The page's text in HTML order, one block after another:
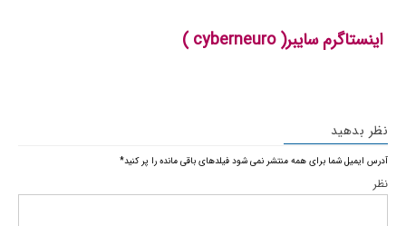
اینستاگرم سایبر( cyberneuro )
نظر بدهید
آدرس ایمیل شما برای همه منتشر نمی شود فیلدهای باقی مانده را پر کنید*
نظر